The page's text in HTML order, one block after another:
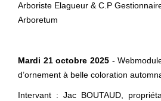
Arboriste Elagueur & C.P
Arboretum
Mardi 21 octobre 2025-
d’ornement à belle coloration
Intervant : Jac BOUTAUD,